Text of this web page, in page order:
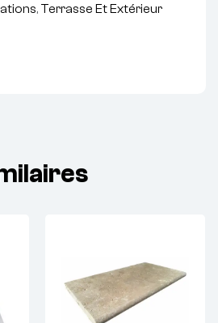
, Terrasse Et Extérieur